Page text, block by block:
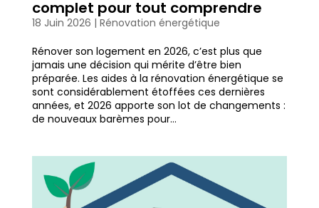
complet pour tout comprendre
18 Juin 2026 | Rénovation énergétique
Rénover son logement en 2026, c’est plus que
jamais une décision qui mérite d’être bien
préparée. Les aides à la rénovation énergétique se
sont considérablement étoffées ces dernières
années, et 2026 apporte son lot de changements :
de nouveaux barèmes pour...